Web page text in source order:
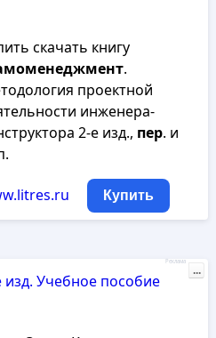
скачать книгу
.
проектной
инженера-
2-е изд., пер. и
Купить
изд. Учебное пособие
Реклама
...